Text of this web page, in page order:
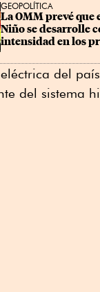
GEOPOLÍTICA
La OMM prevé que
Niño se desarrolle
intensidad en los
del
del sistema